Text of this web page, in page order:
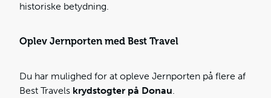
historiske betydning.
Oplev Jernporten med Best Travel
Du har mulighed for at opleve Jernporten på flere af
Best Travels krydstogter på Donau.